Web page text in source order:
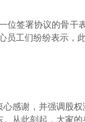
签署协议的骨干
工们纷纷表示，
谢，并强调股权
从此刻起，大家